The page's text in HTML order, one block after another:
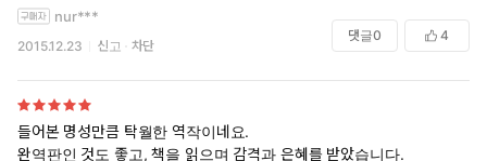
디자인과 가독성을 개선하여 독자들이 좀 더 쉽고 즐겁게 작품 속으
로 집중할 수 있도록 하였다. 또한 개정판에서는 e북으로도 함께 출
구판의 특장점 또한 이어지는데, 해당 내용을 이해하는데 필요한 성
경구절을 모두 찾아 넣었고, 영어 원문에도 없는 소제목을 중간중간
nur***
2015.12.23 신고 차단
댓글0 4
들어본 명성만큼 탁월한 역작이네요.
완역판인 것도 좋고, 책을 읽으며 감격과 은혜를 받았습니다.